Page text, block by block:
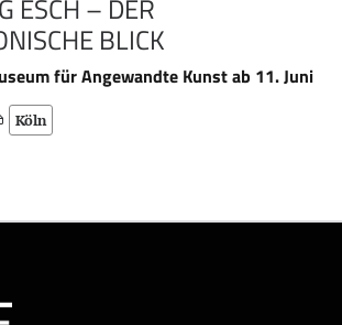
ESCH – DER
BLICK
für Angewandte Kunst ab 11. Juni
Köln